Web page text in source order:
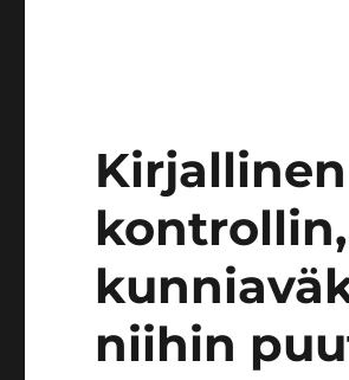
niihin